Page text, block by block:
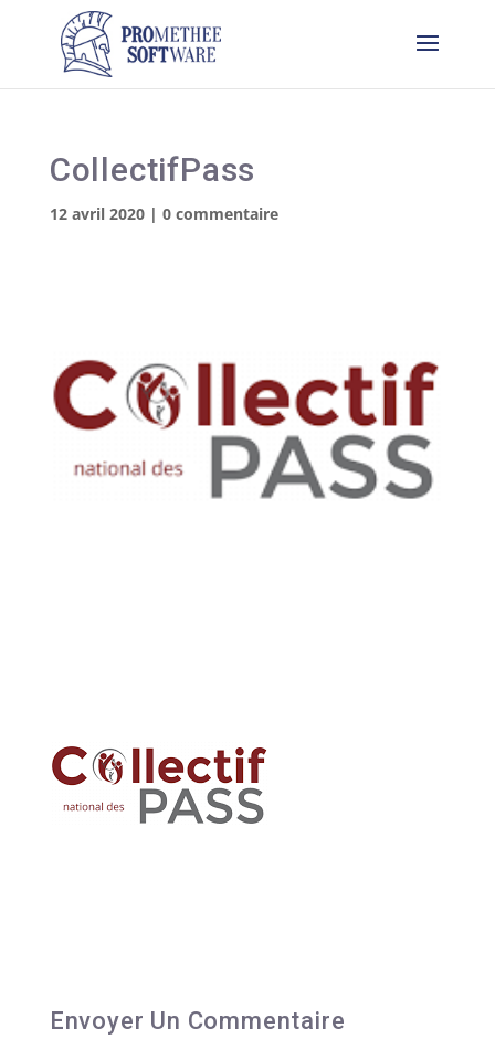
CollectifPass
12 avril 2020| 0 commentaire
Envoyer Un Commentaire